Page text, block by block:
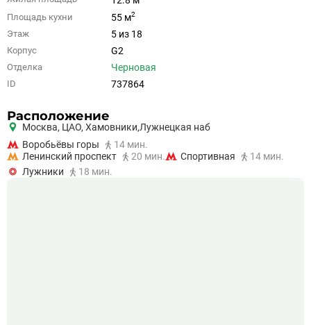
Площадь кухни 55 м2
Этаж 5 из 18
Корпус G2
Отделка Черновая
ID 737864
Расположение
Москва, ЦАО, Хамовники,Лужнецкая наб
Воробьёвы горы
14 мин.
Ленинский проспект
20 мин. Спортивная
14 мин.
Лужники
18 мин.